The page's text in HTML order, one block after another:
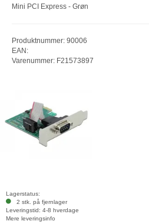
Mini PCI Express - Grøn
Produktnummer: 90006
EAN:
Varenummer: F21573897
Lagerstatus:
2 stk. på fjernlager
Leveringstid: 4-8 hverdage
Mere leveringsinfo